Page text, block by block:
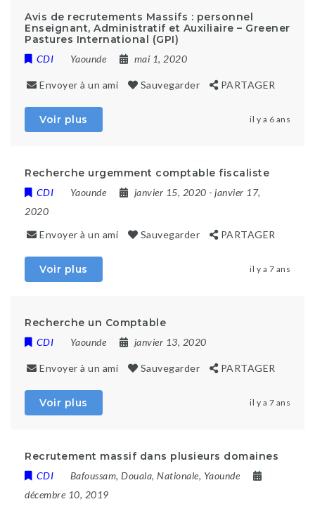
Avis de recrutements Massifs : personnel
Enseignant, Administratif et Auxiliaire – Greener
Pastures International (GPI)
CDI Yaounde mai 1, 2020
Envoyer à un ami Sauvegarder PARTAGER
Voir plus il y a 6 ans
Recherche urgemment comptable fiscaliste
CDI Yaounde janvier 15, 2020 - janvier 17,
2020
Envoyer à un ami
Sauvegarder PARTAGER
Voir plus il y a 7 ans
Recherche un Comptable
CDI Yaounde janvier 13, 2020
Envoyer à un ami Sauvegarder PARTAGER
Voir plus il y a 7 ans
Recrutement massif dans plusieurs domaines
CDI Bafoussam, Douala, Nationale, Yaounde
décembre 10, 2019